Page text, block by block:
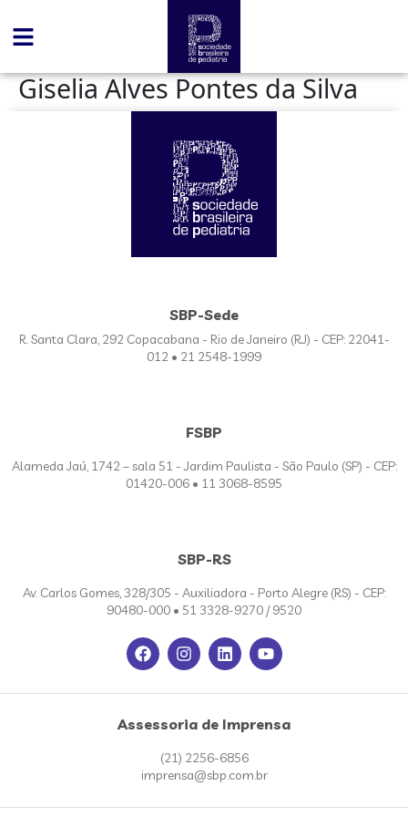
Giselia Alves Pontes da Silva
SBP-Sede
R. Santa Clara, 292 Copacabana - Rio de Janeiro (RJ) - CEP: 22041-
012 • 21 2548-1999
FSBP
Alameda Jaú, 1742 – sala 51 - Jardim Paulista - São Paulo (SP) - CEP:
01420-006 • 11 3068-8595
SBP-RS
Av. Carlos Gomes, 328/305 - Auxiliadora - Porto Alegre (RS) - CEP:
90480-000 • 51 3328-9270 / 9520
Assessoria de Imprensa
(21) 2256-6856
imprensa@sbp.com.br